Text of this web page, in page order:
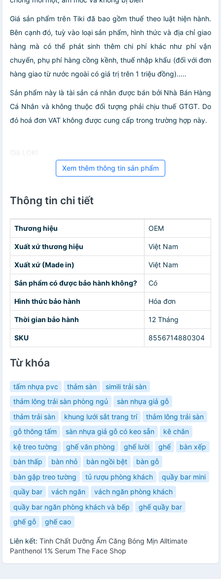
Giá sản phẩm trên Tiki đã bao gồm thuế theo luật hiện hành.
Bên cạnh đó, tuỳ vào loại sản phẩm, hình thức và địa chỉ giao
hàng mà có thể phát sinh thêm chi phí khác như phí vận
chuyển, phụ phí hàng cồng kềnh, thuế nhập khẩu (đối với đơn
hàng giao từ nước ngoài có giá trị trên 1 triệu đồng).....
Sản phẩm này là tài sản cá nhân được bán bởi Nhà Bán Hàng
Cá Nhân và không thuộc đối tượng phải chịu thuế GTGT. Do
đó hoá đơn VAT không được cung cấp trong trường hợp này.
Giá LOKI
Xem thêm thông tin sản phẩm
Thông tin chi tiết
Thương hiệu OEM
Xuất xứ thương hiệu Việt Nam
Xuất xứ (Made in) Việt Nam
Sản phẩm có được bảo hành không? Có
Hình thức bảo hành Hóa đơn
Thời gian bảo hành 12 Tháng
SKU 8556714880304
Từ khóa
tấm nhựa pvc thảm sàn
simili trải sàn
thảm lông trải sàn phòng ngủ
sàn nhựa giả gỗ
thảm trải sàn
khung lưới sắt trang trí
thảm lông trải sàn
gỗ thông tấm
sàn nhựa giả gỗ có keo sẵn
kê chân
kệ treo tường
ghế văn phòng ghế lười ghế
bàn xếp
bàn thấp
bàn nhỏ bàn ngồi bệt
bàn gỗ
bàn gập treo tường
tủ rượu phòng khách
quầy bar mini
quầy bar
vách ngăn
vách ngăn phòng khách
quầy bar ngăn phòng khách và bếp
ghế quầy bar
ghế gỗ
ghế cao
Liên kết: Tinh Chất Dưỡng Ẩm Căng Bóng Mịn Alltimate
Panthenol 1% Serum The Face Shop